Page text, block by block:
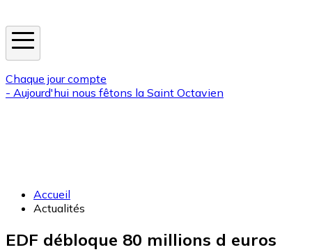
Chaque jour compte
- Aujourd'hui nous fêtons la Saint Octavien
Accueil
Actualités
EDF débloque 80 millions d euros